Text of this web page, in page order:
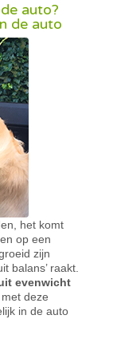
auto?
de auto
het komt
op een
zijn
balans’ raakt.
evenwicht
deze
in de auto